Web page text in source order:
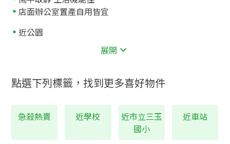
店面辦公室置產自用皆宜
近公園
市立天母國小520公尺
市立天母國中
920公尺
展開
點選下列標籤，找到更多喜好物件
急殺熱賣 近學校
近市立三玉
國小
近車站